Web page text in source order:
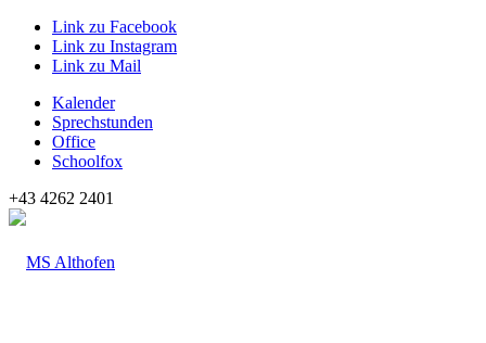
Link zu Facebook
Link zu Instagram
Link zu Mail
Kalender
Sprechstunden
Office
Schoolfox
+43 4262 2401